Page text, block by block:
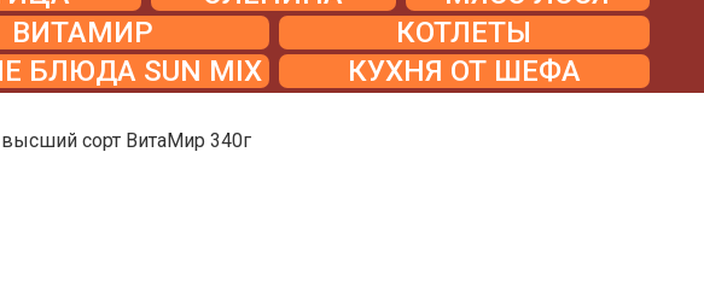
ВИТАМИР
КОТЛЕТЫ
БЛЮДА SUN MIX КУХНЯ ОТ ШЕФА
сорт ВитаМир 340г